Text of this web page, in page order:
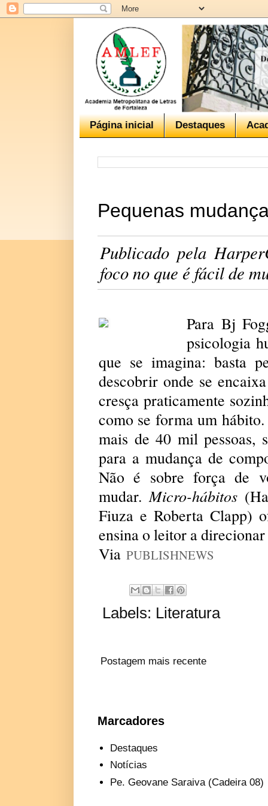
Página inicial Destaques
Pequenas
Publicado pela
foco no que é fácil de
Para Bj
psicologia
que se imagina: basta
descobrir onde se
cresça praticamente
como se forma um
mais de 40 mil pessoas,
para a mudança de
Não é sobre força de
mudar.Micro-hábitos
Fiuza e Roberta Clapp)
ensina o leitor a
Via PUBLISHNEWS
Labels: Literatura
Postagem mais recente
Marcadores
Destaques
Notícias
Pe. Geovane Saraiva (Cadeira 08)